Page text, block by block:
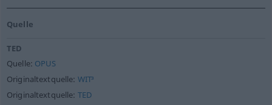
Quelle
TED
Quelle: OPUS
Originaltextquelle: WIT³
Originaltextquelle: TED